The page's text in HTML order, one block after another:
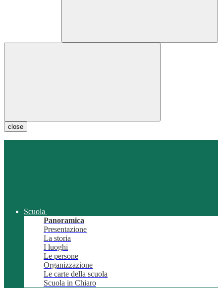
close
Scuola
Panoramica
Presentazione
La storia
I luoghi
Le persone
Organizzazione
Le carte della scuola
Scuola in Chiaro